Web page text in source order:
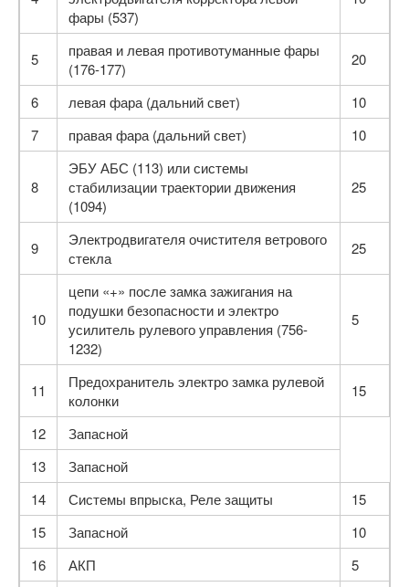
фары (537)
5
правая и левая противотуманные фары
(176-177)
20
6 левая фара (дальний свет)
10
7
правая фара (дальний свет) 10
8
ЭБУ АБС (113) или системы
стабилизации траектории движения
(1094)
25
9
Электродвигателя очистителя ветрового
стекла
25
10
цепи «+» после замка зажигания на
подушки безопасности и электро
усилитель рулевого управления (756-
1232)
5
11
Предохранитель электро замка рулевой
колонки
15
12
Запасной
13
Запасной
14
Системы впрыска, Реле защиты
15
15
Запасной
10
16
АКП 5